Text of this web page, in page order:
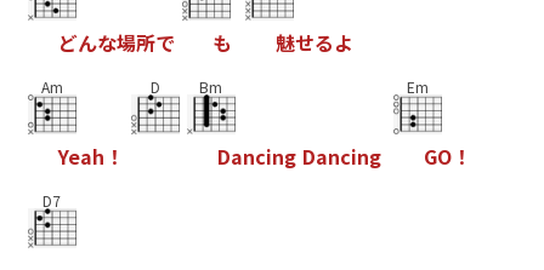
どんな場所で も 魅せるよ
Am
Yeah ！
D Bm
Dancing Dancing
Em
GO ！
D7